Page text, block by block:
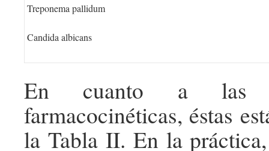
Treponema pallidum
Candida albicans
En cuanto a las
farmacocinéticas, éstas
la Tabla II. En la